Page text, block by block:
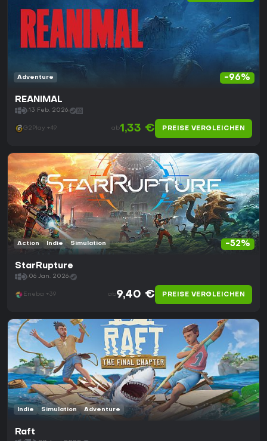
-96%
Adventure
REANIMAL
13 Feb. 2026
G2Play +49 ab1,33 € PREISE VERGLEICHEN
-52%
Action Indie Simulation
StarRupture
06 Jan. 2026
Eneba +39 ab9,40 € PREISE VERGLEICHEN
Indie Simulation Adventure
Raft